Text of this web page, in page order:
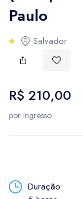
Cultural
Parques
Paulo
Salvador
R$ 210,00
por ingresso
Duração:
USD- $
BGN- лв.
Australian